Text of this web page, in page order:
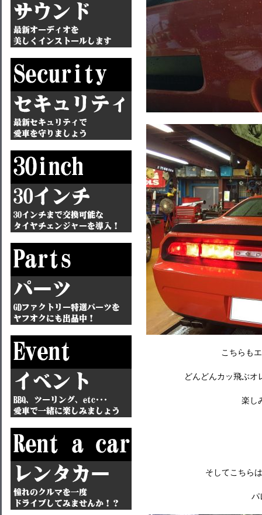
こちらも
どんどんカッ飛ぶ
楽し
そしてこちら
パ